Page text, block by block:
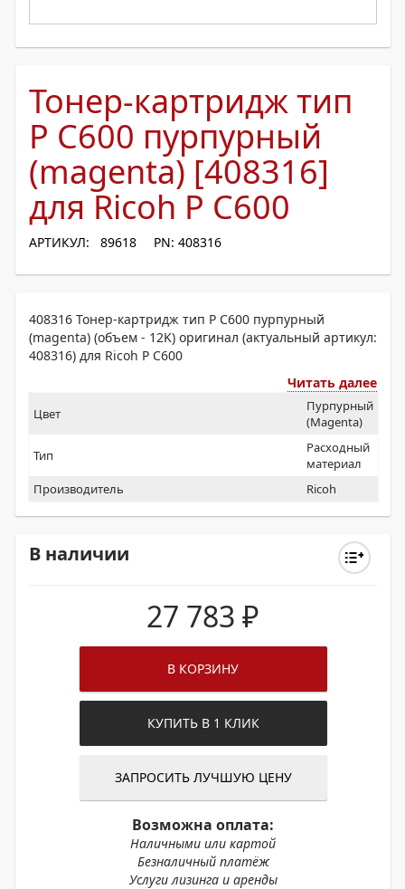
Тонер-картридж тип
P C600 пурпурный
(magenta) [408316]
для Ricoh P C600
АРТИКУЛ: 89618 PN: 408316
408316 Тонер-картридж тип P C600 пурпурный
(magenta) (объем - 12K) оригинал (актуальный артикул:
408316) для Ricoh P C600
Читать далее
Цвет
Пурпурный
(Magenta)
Тип
Расходный
материал
Производитель
Ricoh
В наличии
27 783 ₽
В КОРЗИНУ
КУПИТЬ В 1 КЛИК
ЗАПРОСИТЬ ЛУЧШУЮ ЦЕНУ
Возможна оплата:
Наличными или картой
Безналичный платёж
Услуги лизинга и аренды